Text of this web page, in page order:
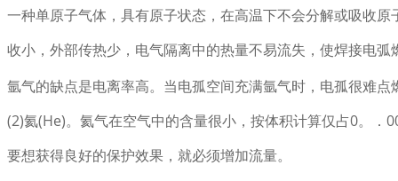
一种单原子气体，具有原子状态，在高温下不会分解或吸收
收小，外部传热少，电气隔离中的热量不易流失，使焊接电
氩气的缺点是电离率高。当电孤空间充满氩气时，电孤很难
(2)氦(He)。氦气在空气中的含量很小，按体积计算仅占0。．
要想获得良好的保护效果，就必须增加流量。